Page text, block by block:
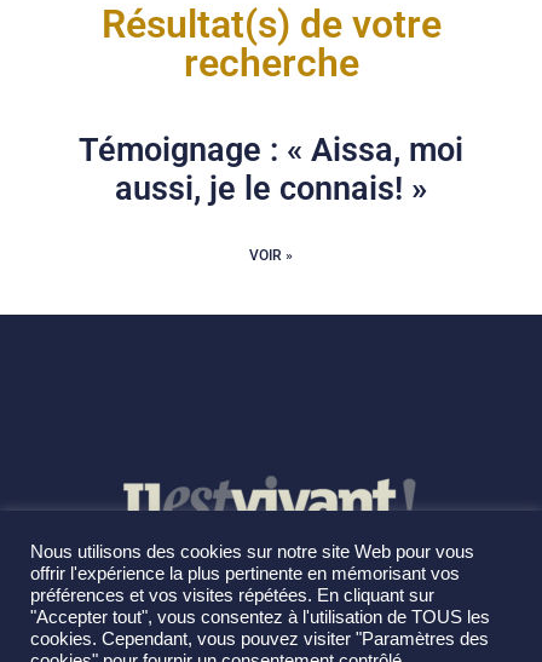
Résultat(s) de votre
recherche
Témoignage : « Aissa, moi
aussi, je le connais! »
VOIR »
Nous utilisons des cookies sur notre site Web pour vous
offrir l'expérience la plus pertinente en mémorisant vos
préférences et vos visites répétées. En cliquant sur
"Accepter tout", vous consentez à l'utilisation de TOUS les
cookies. Cependant, vous pouvez visiter "Paramètres des